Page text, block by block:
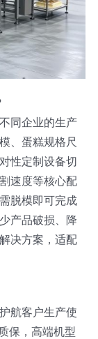
同企业的生产
、蛋糕规格尺
性定制设备切
速度等核心配
脱模即可完成
产品破损、降
决方案，适配
航客户生产使
保，高端机型